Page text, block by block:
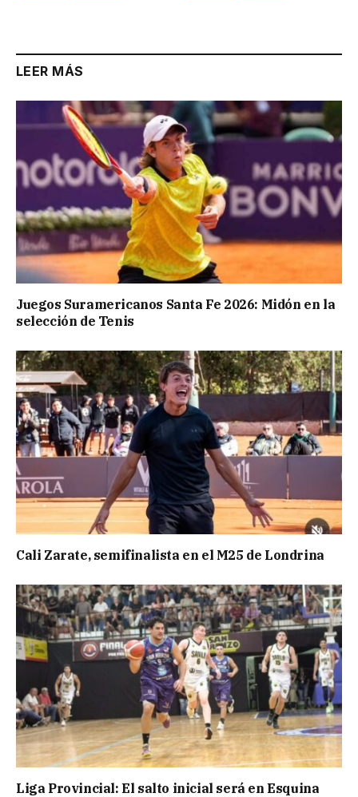
LEER MÁS
Juegos Suramericanos Santa Fe 2026: Midón en la
selección de Tenis
Cali Zarate, semifinalista en el M25 de Londrina
Liga Provincial: El salto inicial será en Esquina